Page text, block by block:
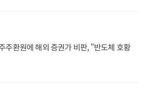
주환원에 해외 증권가 비판, "반도체 호황